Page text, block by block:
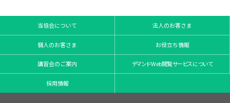
当協会について 法人のお客さま
個人のお客さま お役立ち情報
講習会のご案内 デマンドWeb閲覧サービスについて
採用情報